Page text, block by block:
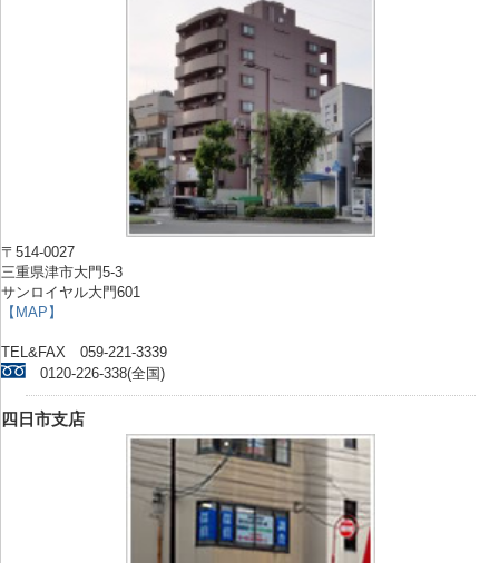
〒514-0027
三重県津市大門5-3
サンロイヤル大門601
【MAP】
TEL&FAX 059-221-3339
0120-226-338(全国)
四日市支店